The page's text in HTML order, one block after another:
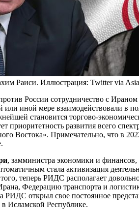
Раиси. Иллюстрация: Twitter via
России сотрудничество с
или иной мере взаимодействовали в
становится торгово-
приоритетность развития всего
Востока». Примечательно, что в
, замминистра экономики и
стала активизация
теперь РИДС располагает
Федерацию транспорта и
РИДС открыл свое постоянное
Исламской Республике.